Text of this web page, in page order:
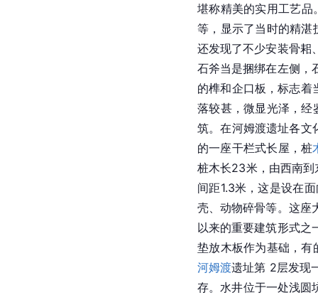
堪称精美的实用工艺
等，显示了当时的精
还发现了不少安装骨耜
石斧当是捆绑在左侧，
的榫和企口板，标志着
落较甚，微显光泽，经
筑。在河姆渡遗址各文
的一座干栏式长屋，桩
桩木长23米，由西南到
间距1.3米，这是设在
壳、动物碎骨等。这座
以来的重要建筑形式之
垫放木板作为基础，有
河姆渡遗址第 2层发现
存。水井位于一处浅圆